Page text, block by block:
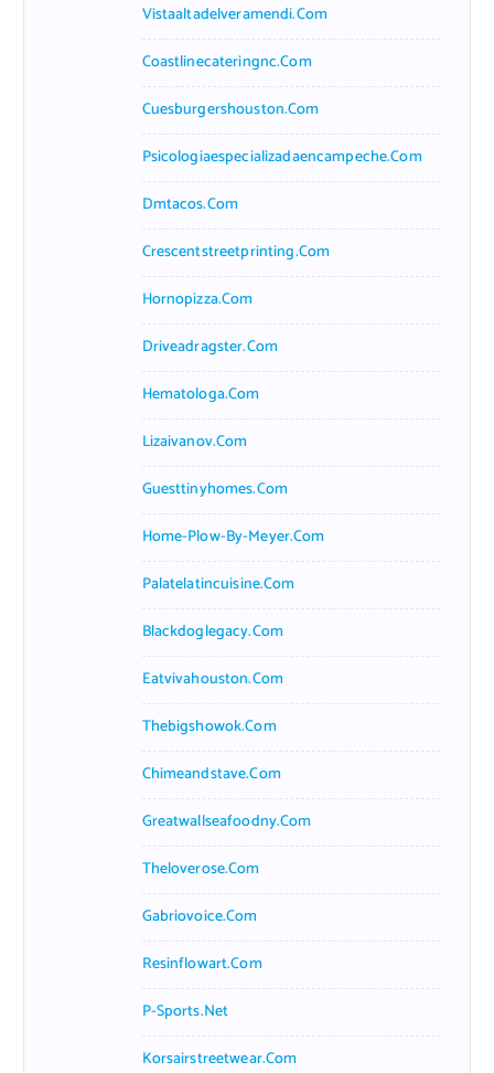
Vistaaltadelveramendi.com
Coastlinecateringnc.com
Cuesburgershouston.com
Psicologiaespecializadaencampeche.com
Dmtacos.com
Crescentstreetprinting.com
Hornopizza.com
Driveadragster.com
Hematologa.com
Lizaivanov.com
Guesttinyhomes.com
Home-Plow-By-Meyer.com
Palatelatincuisine.com
Blackdoglegacy.com
Eatvivahouston.com
Thebigshowok.com
Chimeandstave.com
Greatwallseafoodny.com
Theloverose.com
Gabriovoice.com
Resinflowart.com
P-Sports.net
Korsairstreetwear.com